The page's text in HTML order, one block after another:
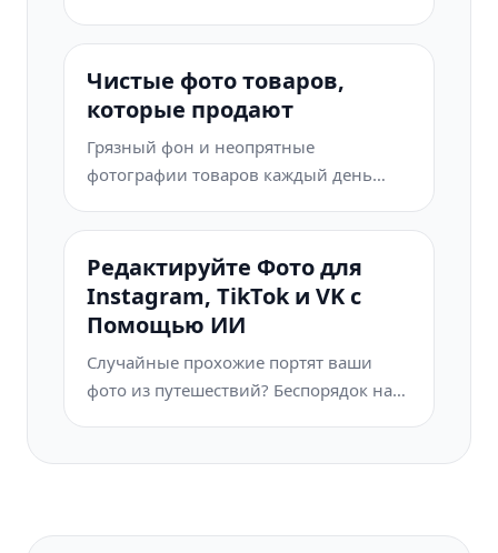
отпугивают покупателей. Magic Eraser
использует ИИ для мгновенной
очистки ваших фото — навыки
Photoshop не нужны.
Чистые фото товаров,
которые продают
Грязный фон и неопрятные
фотографии товаров каждый день
помогает создавать чистые,
профессиональные изображения за
секунды — без навыков Photoshop.
Загрузите фото, удалите всё лишнее и
размещайте с уверенностью.
Редактируйте Фото для
Instagram, TikTok и VK с
Помощью ИИ
Случайные прохожие портят ваши
фото из путешествий? Беспорядок на